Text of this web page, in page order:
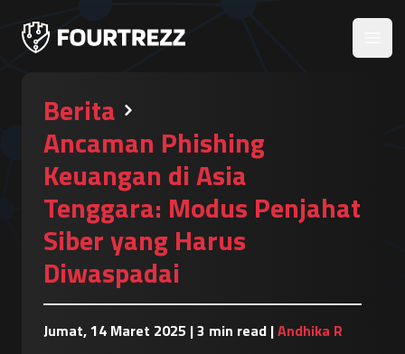
Berita
Ancaman Phishing
Keuangan di Asia
Tenggara: Modus Penjahat
Siber yang Harus
Diwaspadai
Jumat, 14 Maret 2025 |3 min read |Andhika R